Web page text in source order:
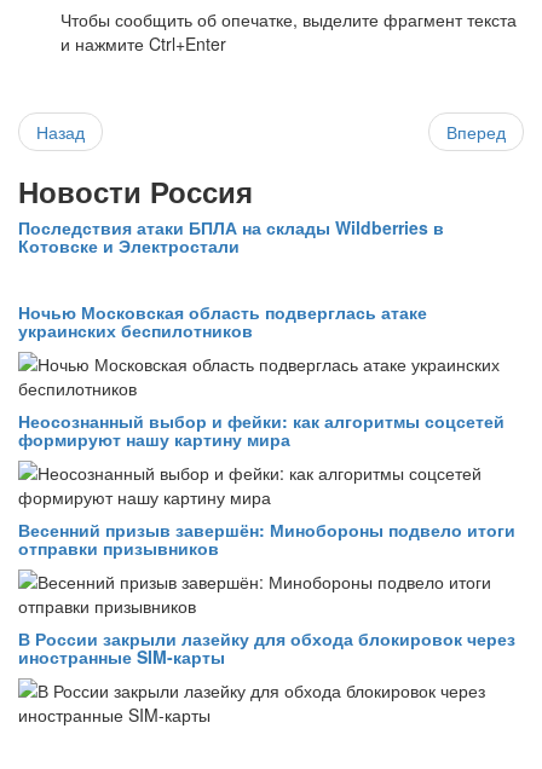
Чтобы сообщить об опечатке, выделите фрагмент текста
и нажмите Ctrl+Enter
Назад Вперед
Новости Россия
Последствия атаки БПЛА на склады Wildberries в
Котовске и Электростали
Ночью Московская область подверглась атаке
украинских беспилотников
Неосознанный выбор и фейки: как алгоритмы соцсетей
формируют нашу картину мира
Весенний призыв завершён: Минобороны подвело итоги
отправки призывников
В России закрыли лазейку для обхода блокировок через
иностранные SIM-карты